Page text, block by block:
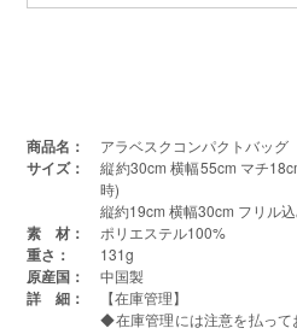
商品名： アラベスクコンパクトバッグ
サイズ：
縦約30cm 横幅55cm マチ
時)
縦約19cm 横幅30cm フリル
素 材： ポリエステル100%
重さ： 131g
原産国： 中国製
詳 細：
【在庫管理】
◆在庫管理には注意を払って